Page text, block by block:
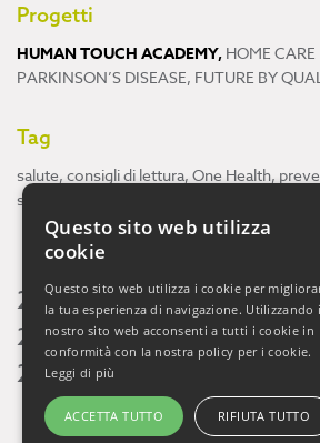
Progetti
HUMAN TOUCH ACADEMY, HOME CARE
PARKINSON’S DISEASE, FUTURE BY
Tag
salute, consigli di lettura, One Health,
scienza
2026 2025 2024 2023
2020 2019 2018 2017
2014 2013
Questo sito web utilizza
cookie
Questo sito web utilizza i cookie per
la tua esperienza di navigazione. Utilizzando
nostro sito web acconsenti a tutti i cookie in
conformità con la nostra policy per i cookie.
Leggi di più
ACCETTA TUTTO RIFIUTA TUTTO